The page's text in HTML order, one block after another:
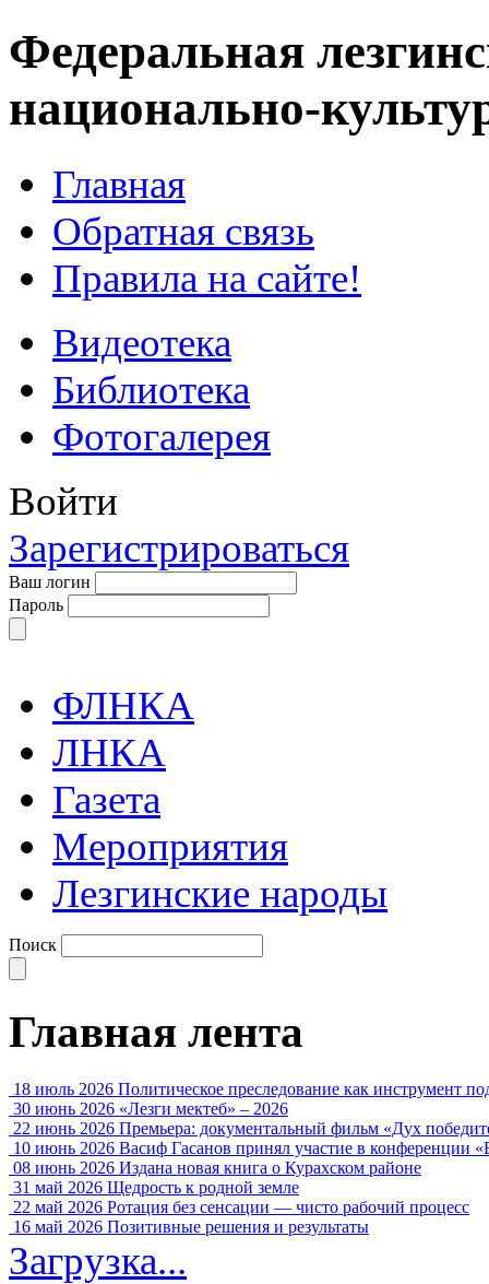
Федеральная
национально-
Главная
Обратная связь
Правила на сайте!
Видеотека
Библиотека
Фотогалерея
Войти
Зарегистрироваться
Ваш логин
Пароль
ФЛНКА
ЛНКА
Газета
Мероприятия
Лезгинские народы
Поиск
Главная лента
18 июль 2026 Политическое преследование как инструмент
30 июнь 2026 «Лезги мектеб» – 2026
22 июнь 2026 Премьера: документальный фильм «Дух
10 июнь 2026 Васиф Гасанов принял участие в конференции
08 июнь 2026 Издана новая книга о Курахском районе
31 май 2026 Щедрость к родной земле
22 май 2026 Ротация без сенсации — чисто рабочий процесс
16 май 2026 Позитивные решения и результаты
Загрузка...